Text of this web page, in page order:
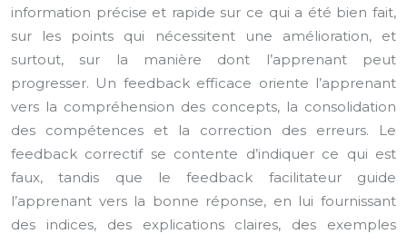
information précise et rapide sur ce qui a été bien fait,
sur les points qui nécessitent une amélioration, et
surtout, sur la manière dont l’apprenant peut
progresser. Un feedback efficace oriente l’apprenant
vers la compréhension des concepts, la consolidation
des compétences et la correction des erreurs. Le
feedback correctif se contente d’indiquer ce qui est
faux, tandis que le feedback facilitateur guide
l’apprenant vers la bonne réponse, en lui fournissant
des indices, des explications claires, des exemples